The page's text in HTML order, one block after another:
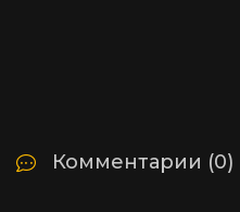
Комментарии (0)